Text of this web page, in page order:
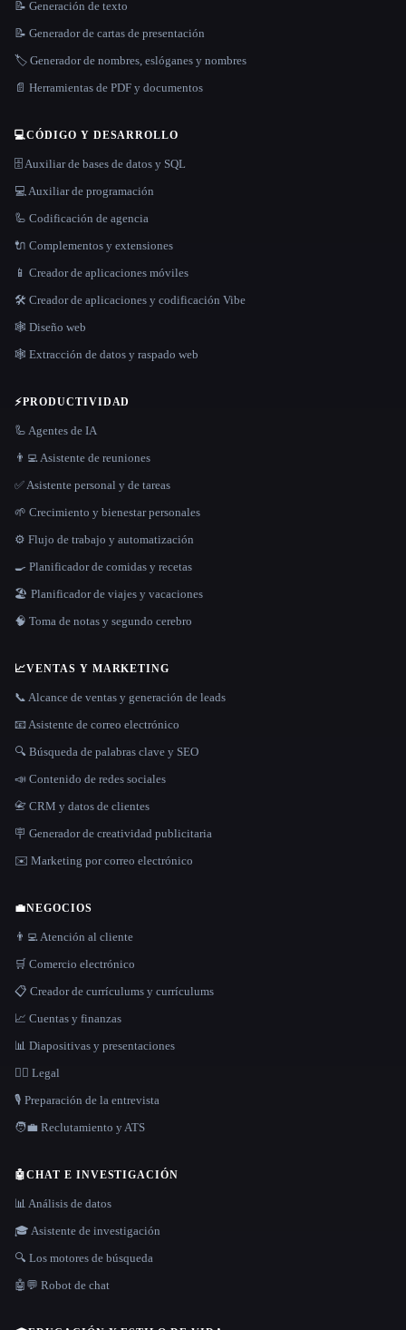
📝 Generación de texto
📝 Generador de cartas de presentación
🏷️ Generador de nombres, eslóganes y nombres
📄 Herramientas de PDF y documentos
💻CÓDIGO Y DESARROLLO
🗄️ Auxiliar de bases de datos y SQL
💻 Auxiliar de programación
🦾 Codificación de agencia
🔌 Complementos y extensiones
📱 Creador de aplicaciones móviles
🛠️ Creador de aplicaciones y codificación Vibe
🕸 Diseño web
🕸️ Extracción de datos y raspado web
⚡PRODUCTIVIDAD
🦾 Agentes de IA
👨‍💻 Asistente de reuniones
✅ Asistente personal y de tareas
🌱 Crecimiento y bienestar personales
⚙️ Flujo de trabajo y automatización
🍳 Planificador de comidas y recetas
🏖 Planificador de viajes y vacaciones
🧠 Toma de notas y segundo cerebro
📈VENTAS Y MARKETING
📞 Alcance de ventas y generación de leads
📧 Asistente de correo electrónico
🔍 Búsqueda de palabras clave y SEO
📣 Contenido de redes sociales
📇 CRM y datos de clientes
🪧 Generador de creatividad publicitaria
✉️ Marketing por correo electrónico
💼NEGOCIOS
👨‍💻 Atención al cliente
🛒 Comercio electrónico
📋 Creador de currículums y currículums
📈 Cuentas y finanzas
📊 Diapositivas y presentaciones
👩‍⚖️ Legal
🎙️ Preparación de la entrevista
🧑‍💼 Reclutamiento y ATS
🤖CHAT E INVESTIGACIÓN
📊 Análisis de datos
🎓 Asistente de investigación
🔍 Los motores de búsqueda
🤖💬 Robot de chat